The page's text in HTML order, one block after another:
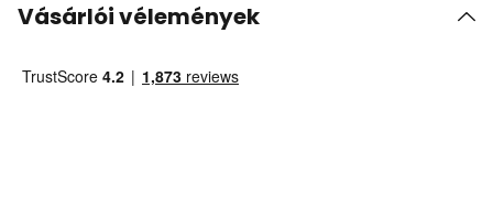
Vásárlói vélemények